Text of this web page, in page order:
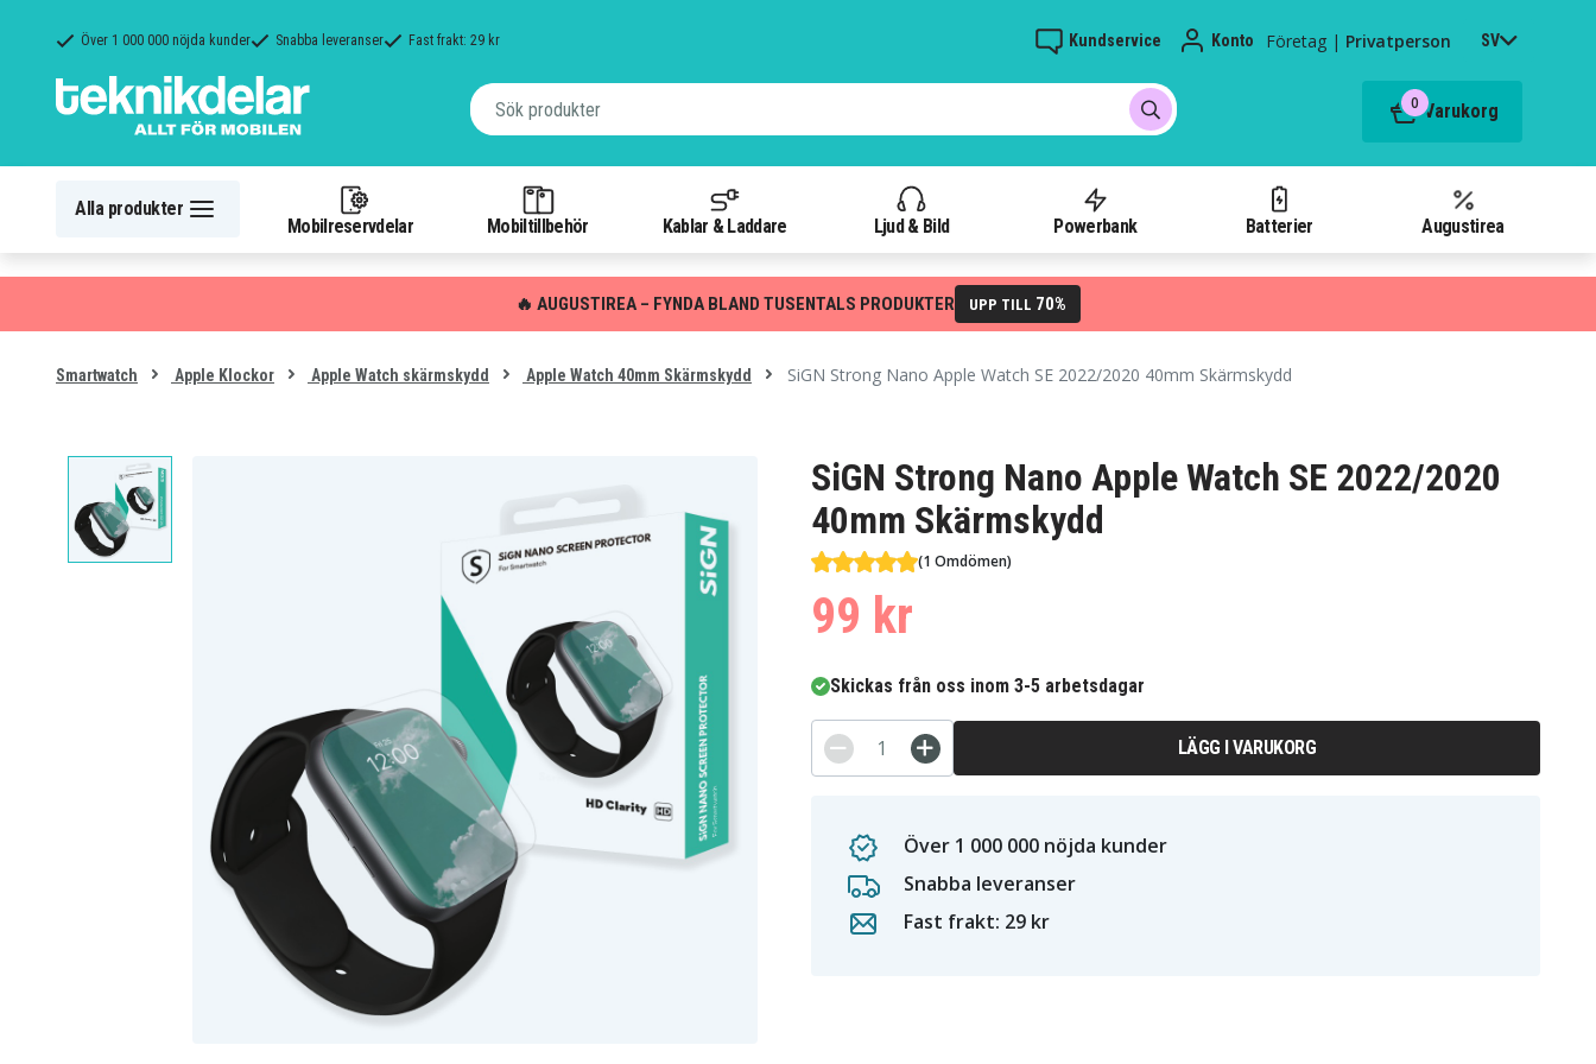
Över 1 000 000 nöjda kunder Snabba leveranser Fast frakt: 29 kr Kundservice Konto Företag | Privatperson SV
0 Varukorg
Alla produkter
Mobilreservdelar Mobiltillbehör Kablar & Laddare Ljud & Bild Powerbank Batterier Augustirea
🔥 AUGUSTIREA – FYNDA BLAND TUSENTALS PRODUKTER UPP TILL 70%
Smartwatch Apple Klockor Apple Watch skärmskydd Apple Watch 40mm Skärmskydd SiGN Strong Nano Apple Watch SE 2022/2020 40mm Skärmskydd
SiGN Strong Nano Apple Watch SE 2022/2020
40mm Skärmskydd
(1 Omdömen)
99 kr
Skickas från oss inom 3-5 arbetsdagar
LÄGG I VARUKORG
Över 1 000 000 nöjda kunder
Snabba leveranser
Fast frakt: 29 kr